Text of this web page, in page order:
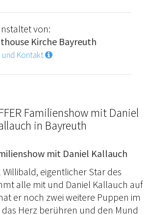
von:
Kirche Bayreuth
und Kontakt
Familienshow mit Daniel
in Bayreuth
mit Daniel Kallauch
eigentlicher Star des
alle mit und Daniel Kallauch auf
er noch zwei weitere Puppen im
Herz berühren und den Mund